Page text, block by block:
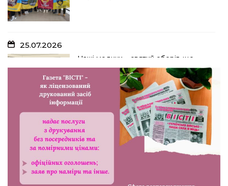
25.07.2026
Наші медики – святий оберіг, що
дарує надію, турботу і здоров’я
24.07.2026
Попри примхи погоди – з вірою в
урожай: як жнивують на полях ПП
«імені Калашника»